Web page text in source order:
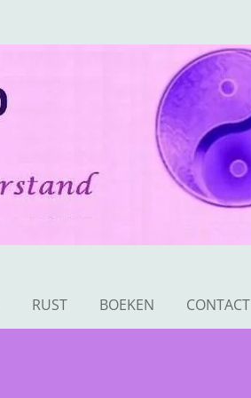
RUST BOEKEN CONTACT